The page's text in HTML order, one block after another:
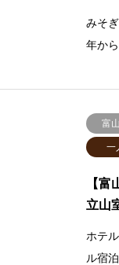
みそ
年か
富
一
【
立山
ホテ
ル宿